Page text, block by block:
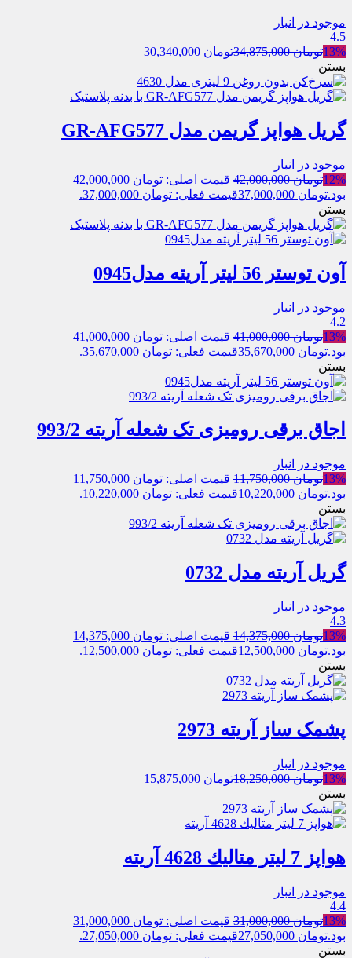
موجود در انبار
4.5
13%تومان34,875,000 تومان
بستن
گریل هواپز گریمن مدل GR-AFG577
موجود در انبار
12%تومان42,000,000
قیمت اصلی: تومان 42,000,000
بود.تومان
قیمت فعلی: تومان 37,000,000.
بستن
آون توستر 56 لیتر آریته مدل0945
موجود در انبار
4.2
13%تومان41,000,000
قیمت اصلی: تومان 41,000,000
بود.تومان
قیمت فعلی: تومان 35,670,000.
بستن
اجاق برقی رومیزی تک شعله آریته 993/2
موجود در انبار
13%تومان11,750,000
قیمت اصلی: تومان 11,750,000
بود.تومان
قیمت فعلی: تومان 10,220,000.
بستن
گریل آریته مدل 0732
موجود در انبار
4.3
13%تومان14,375,000
قیمت اصلی: تومان 14,375,000
بود.تومان
قیمت فعلی: تومان 12,500,000.
بستن
پشمک ساز آریته 2973
موجود در انبار
13%تومان18,250,000 تومان
بستن
هواپز 7 ليتر متاليك 4628 آریته
موجود در انبار
4.4
13%تومان31,000,000
قیمت اصلی: تومان 31,000,000
بود.تومان
قیمت فعلی: تومان 27,050,000.
بستن